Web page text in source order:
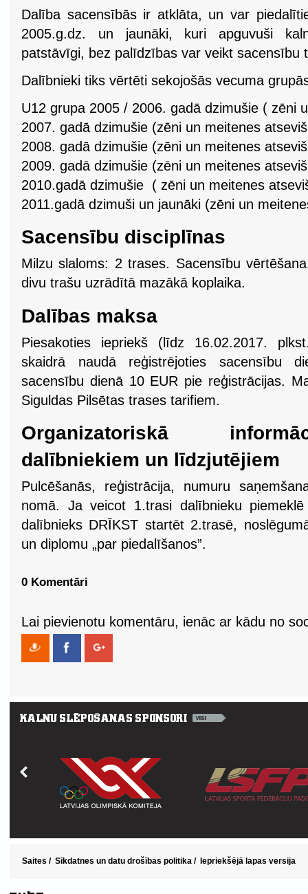
Dalība sacensībās ir atklāta, un var
2005.g.dz. un jaunāki, kuri apguvuši
patstāvīgi, bez palīdzības var veikt sacensību
Dalībnieki tiks vērtēti sekojošās vecuma
U12 grupa 2005 / 2006. gadā dzimušie ( zēni
2007. gadā dzimušie (zēni un meitenes
2008. gadā dzimušie (zēni un meitenes
2009. gadā dzimušie (zēni un meitenes
2010.gadā dzimušie ( zēni un meitenes
2011.gadā dzimuši un jaunāki (zēni un
Sacensību disciplīnas
Milzu slaloms: 2 trases. Sacensību
divu trašu uzrādītā mazākā koplaika.
Dalības maksa
Piesakoties iepriekš (līdz 16.02.2017.
skaidrā naudā reģistrējoties sacensību
sacensību dienā 10 EUR pie reģistrācijas.
Siguldas Pilsētas trases tarifiem.
Organizatoriskā
dalībniekiem un līdzjutējiem
Pulcēšanās, reģistrācija, numuru
nomā. Ja veicot 1.trasi dalībnieku
dalībnieks DRĪKST startēt 2.trasē,
un diplomu „par piedalīšanos”.
0 Komentāri
Lai pievienotu komentāru, ienāc ar kādu no
Saites / Sīkdatnes un datu drošības politika / Iepriekšējā lapas versija